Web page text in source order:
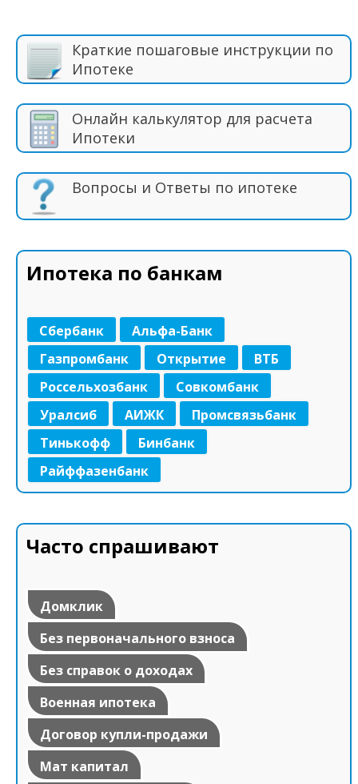
Краткие пошаговые инструкции по
Ипотеке
Онлайн калькулятор для расчета
Ипотеки
Вопросы и Ответы по ипотеке
Ипотека по банкам
Сбербанк
Альфа-Банк
Газпромбанк
Открытие
ВТБ
Россельхозбанк
Совкомбанк
Уралсиб
АИЖК
Промсвязьбанк
Тинькофф
Бинбанк
Райффазенбанк
Часто спрашивают
Домклик
Без первоначального взноса
Без справок о доходах
Военная ипотека
Договор купли-продажи
Мат капитал